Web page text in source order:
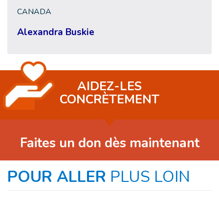
CANADA
Alexandra Buskie
AIDEZ-LES
CONCRÈTEMENT
Faites un don dès maintenant
POUR ALLER PLUS LOIN